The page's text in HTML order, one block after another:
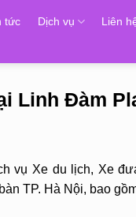
tức Dịch vụ
Liên
Linh Đàm
vụ Xe du lịch, Xe
TP. Hà Nội, bao